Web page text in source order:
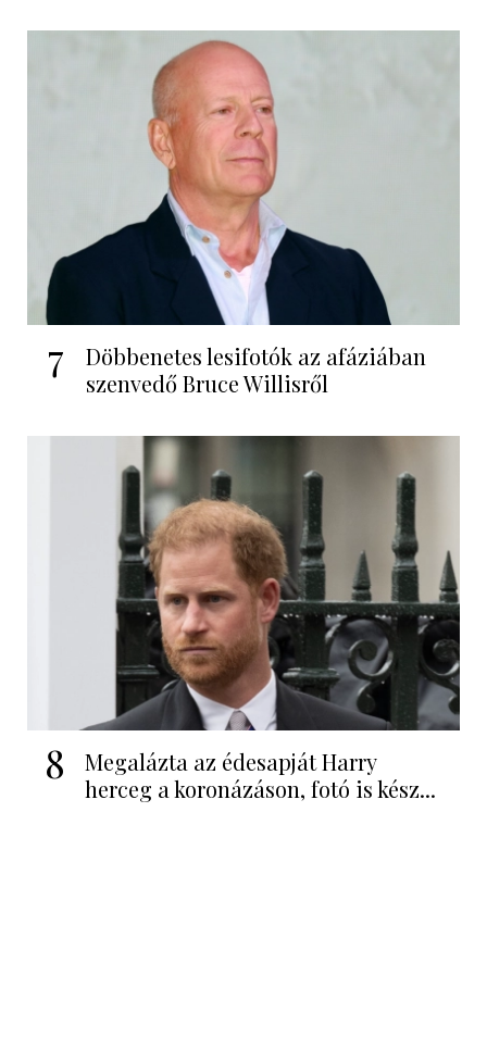
7
Döbbenetes lesifotók az afáziában
szenvedő Bruce Willisről
8
Megalázta az édesapját Harry
herceg a koronázáson, fotó is kész...